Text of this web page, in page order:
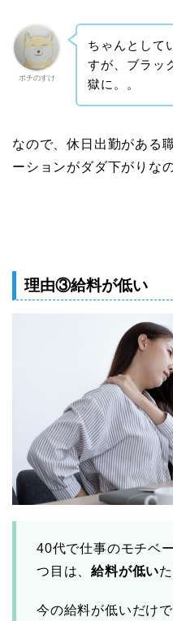
ポチのすけ
ちゃんとして
すが、ブラッ
獄に。。
なので、休日出勤がある
ーションがダダ下がりな
理由③給料が低い
40代で仕事のモチベ
つ目は、給料が低い
今の給料が低いだけ